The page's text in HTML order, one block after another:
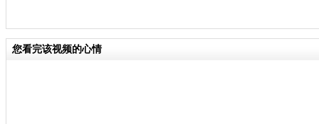
您看完该视频的心情